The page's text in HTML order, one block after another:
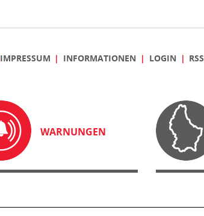
IMPRESSUM INFORMATIONEN LOGIN RSS
WARNUNGEN